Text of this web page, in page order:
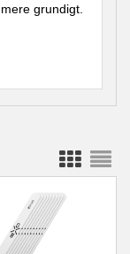
grundigt.